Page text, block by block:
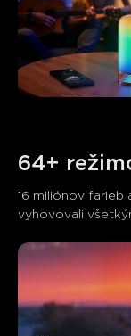
64+
16 miliónov farieb
vyhovovali